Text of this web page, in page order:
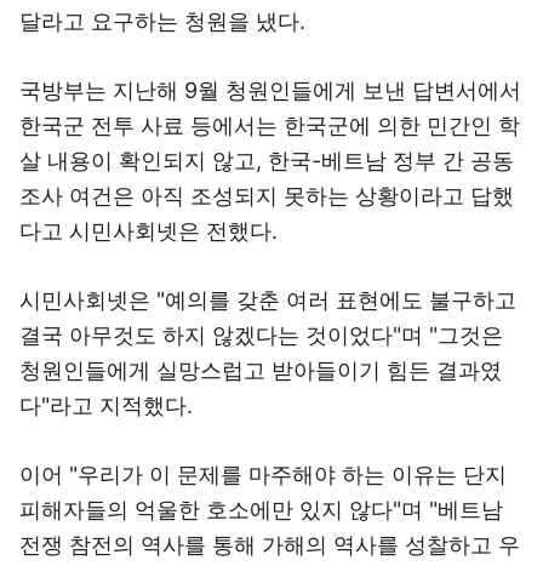
달라고 요구하는 청원을 냈다.
국방부는 지난해 9월 청원인들에게 보낸 답변서에서
한국군 전투 사료 등에서는 한국군에 의한 민간인 학
살 내용이 확인되지 않고, 한국-베트남 정부 간 공동
조사 여건은 아직 조성되지 못하는 상황이라고 답했
다고 시민사회넷은 전했다.
시민사회넷은 "예의를 갖춘 여러 표현에도 불구하고
결국 아무것도 하지 않겠다는 것이었다"며 "그것은
청원인들에게 실망스럽고 받아들이기 힘든 결과였
다"라고 지적했다.
이어 "우리가 이 문제를 마주해야 하는 이유는 단지
피해자들의 억울한 호소에만 있지 않다"며 "베트남
전쟁 참전의 역사를 통해 가해의 역사를 성찰하고 우